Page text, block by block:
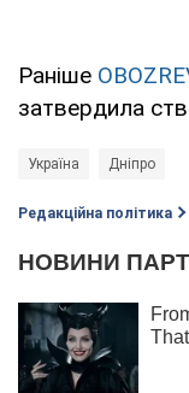
Раніше
затвердила
Україна Дніпро
Редакційна політика